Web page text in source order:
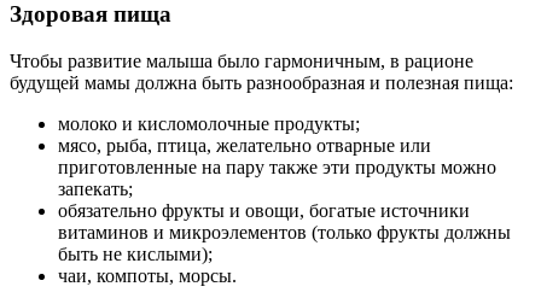
Здоровая пища
Чтобы развитие малыша было гармоничным, в рационе
будущей мамы должна быть разнообразная и полезная пища:
молоко и кисломолочные продукты;
мясо, рыба, птица, желательно отварные или
приготовленные на пару также эти продукты можно
запекать;
обязательно фрукты и овощи, богатые источники
витаминов и микроэлементов (только фрукты должны
быть не кислыми);
чаи, компоты, морсы.